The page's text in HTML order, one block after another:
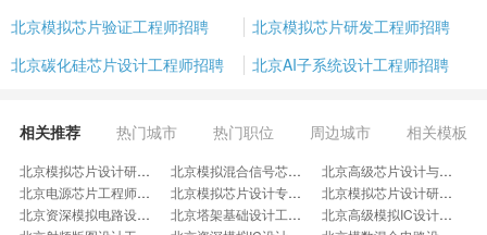
北京模拟芯片验证工程师招聘
北京模拟芯片研发工程师招聘
北京碳化硅芯片设计工程师招聘
北京AI子系统设计工程师招聘
相关推荐 热门城市 热门职位 周边城市 相关模板
北京模拟芯片设计研究专员招聘 北京模拟混合信号芯片工程师招聘
北京高级芯片设计与验证工程师招聘
北京电源芯片工程师招聘
北京模拟芯片设计专家招聘
北京模拟芯片设计研究员招聘
北京资深模拟电路设计经理招聘
北京塔架基础设计工程师招聘
北京高级模拟IC设计师招聘